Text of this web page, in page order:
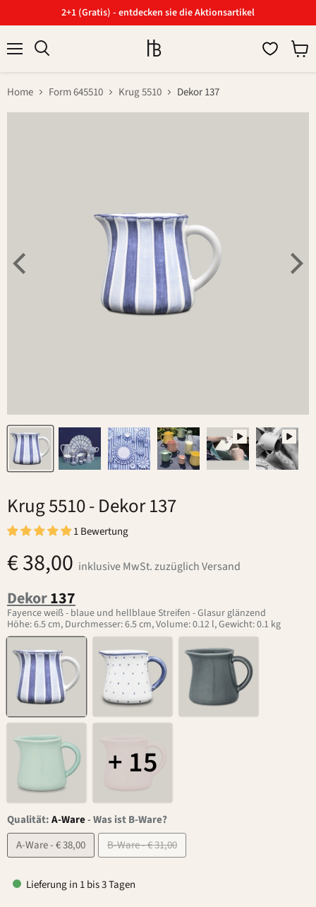
2+1 (Gratis) - entdecken sie die Aktionsartikel
Home Form 645510 Krug 5510 Dekor 137
Krug 5510- Dekor 137
1 Bewertung
€ 38,00 inklusive MwSt. zuzüglich Versand
Dekor137
Fayence weiß - blaue und hellblaue Streifen - Glasur glänzend
Höhe: 6.5 cm, Durchmesser: 6.5 cm, Volume: 0.12 l, Gewicht: 0.1 kg
+ 15
Qualität:A-Ware-Was ist B-Ware?
A-Ware - € 38,00
B-Ware - € 31,00
Lieferung in 1 bis 3 Tagen